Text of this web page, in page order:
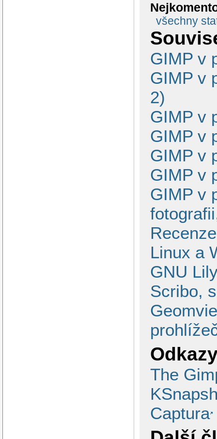
všechny
GIMP v
GIMP v
2)
GIMP v
GIMP v
GIMP v
GIMP v
GIMP v
Linux a
GNU
Scribo,
The
Captura